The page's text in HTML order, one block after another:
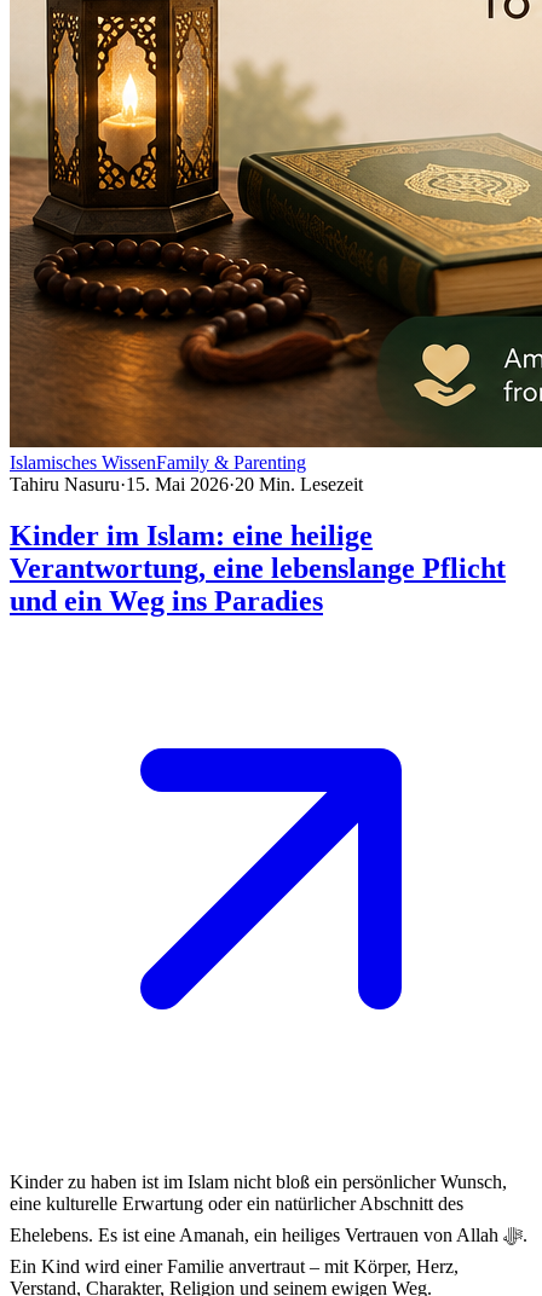
Islamisches WissenFamily & Parenting
Tahiru Nasuru·15. Mai 2026·20 Min. Lesezeit
Kinder im Islam: eine heilige
Verantwortung, eine lebenslange Pflicht
und ein Weg ins Paradies
Kinder zu haben ist im Islam nicht bloß ein persönlicher Wunsch,
eine kulturelle Erwartung oder ein natürlicher Abschnitt des
Ehelebens. Es ist eine Amanah, ein heiliges Vertrauen von Allah ﷻ.
Ein Kind wird einer Familie anvertraut – mit Körper, Herz,
Verstand, Charakter, Religion und seinem ewigen Weg.